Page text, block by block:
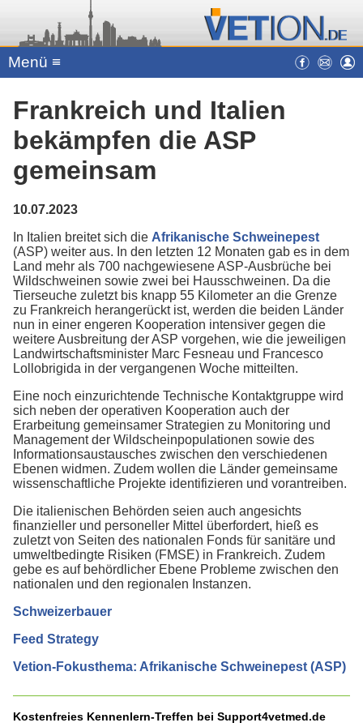
Menü ≡
Frankreich und Italien
bekämpfen die ASP
gemeinsam
10.07.2023
In Italien breitet sich die Afrikanische Schweinepest
(ASP) weiter aus. In den letzten 12 Monaten gab es in dem
Land mehr als 700 nachgewiesene ASP-Ausbrüche bei
Wildschweinen sowie zwei bei Hausschweinen. Da die
Tierseuche zuletzt bis knapp 55 Kilometer an die Grenze
zu Frankreich herangerückt ist, werden die beiden Länder
nun in einer engeren Kooperation intensiver gegen die
weitere Ausbreitung der ASP vorgehen, wie die jeweiligen
Landwirtschaftsminister Marc Fesneau und Francesco
Lollobrigida in der vergangenen Woche mitteilten.
Eine noch einzurichtende Technische Kontaktgruppe wird
sich neben der operativen Kooperation auch der
Erarbeitung gemeinsamer Strategien zu Monitoring und
Management der Wildscheinpopulationen sowie des
Informationsaustausches zwischen den verschiedenen
Ebenen widmen. Zudem wollen die Länder gemeinsame
wissenschaftliche Projekte identifizieren und vorantreiben.
Die italienischen Behörden seien auch angesichts
finanzieller und personeller Mittel überfordert, hieß es
zuletzt von Seiten des nationalen Fonds für sanitäre und
umweltbedingte Risiken (FMSE) in Frankreich. Zudem
gebe es auf behördlicher Ebene Probleme zwischen den
nationalen und den regionalen Instanzen.
Schweizerbauer
Feed Strategy
Vetion-Fokusthema: Afrikanische Schweinepest (ASP)
Kostenfreies Kennenlern-Treffen bei Support4vetmed.de